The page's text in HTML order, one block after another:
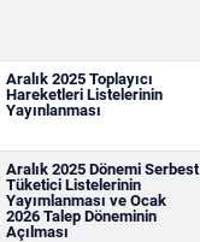
Aralık 2025 Toplayıcı
Hareketleri Listelerinin
Yayınlanması
Aralık 2025 Dönemi Serbest
Tüketici Listelerinin
Yayımlanması ve Ocak
2026 Talep Döneminin
Açılması